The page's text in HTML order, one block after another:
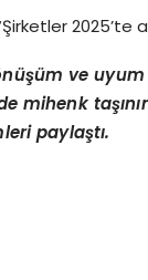
nüşüm ve uyum
mihenk
paylaştı.